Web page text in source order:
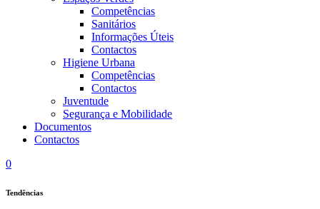
Competências
Sanitários
Informações Úteis
Contactos
Higiene Urbana
Competências
Contactos
Juventude
Segurança e Mobilidade
Documentos
Contactos
0
Tendências